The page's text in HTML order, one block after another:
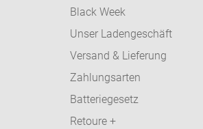
Black Week
Unser Ladengeschäft
Versand & Lieferung
Zahlungsarten
Batteriegesetz
Retoure +